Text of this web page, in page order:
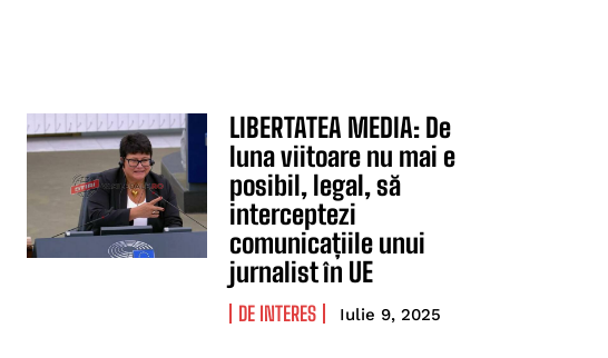
LIBERTATEA MEDIA: De
luna viitoare nu mai e
posibil, legal, să
interceptezi
comunicațiile unui
jurnalist în UE
DE INTERES Iulie 9, 2025